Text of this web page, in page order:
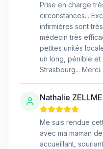
Prise en charge
circonstances...
infirmières sont
médecin très
petites unités
un long, pénible
Strasbourg...
Nathalie
Me suis rendue
avec ma maman
accueillant,